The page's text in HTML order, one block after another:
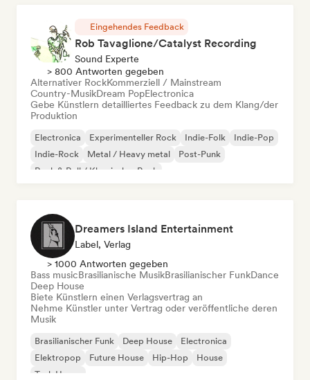
Eingehendes Feedback
Rob Tavaglione/Catalyst Recording
Sound Experte
> 800 Antworten gegeben
Alternativer RockKommerziell / Mainstream
Country-MusikDream PopElectronica
Gebe Künstlern detailliertes Feedback zu dem Klang/der
Produktion
Electronica Experimenteller Rock Indie-Folk
Indie-Pop
Indie-Rock
Metal / Heavy metal
Post-Punk
Rock & Roll / Klassischer Rock
Dreamers Island Entertainment
Label, Verlag
> 1000 Antworten gegeben
Bass musicBrasilianische MusikBrasilianischer FunkDance
Deep House
Biete Künstlern einen Verlagsvertrag an
Nehme Künstler unter Vertrag oder veröffentliche deren
Musik
Brasilianischer Funk Deep House
Electronica
Elektropop
Future House Hip-Hop
House
Tech House